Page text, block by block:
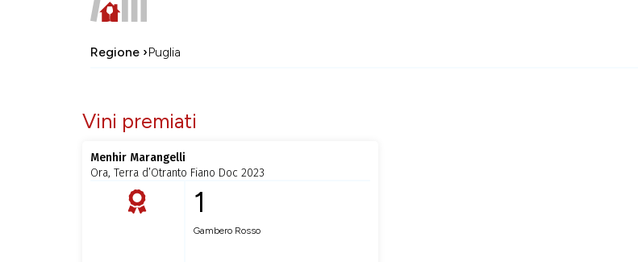
Regione ›Puglia
Vini premiati
Menhir Marangelli
Ora, Terra d’Otranto Fiano Doc 2023
1
Gambero Rosso